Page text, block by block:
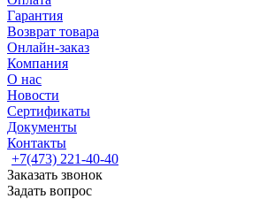
Гарантия
Возврат товара
Онлайн-заказ
Компания
О нас
Новости
Сертификаты
Документы
Контакты
+7(473) 221-40-40
Заказать звонок
Задать вопрос